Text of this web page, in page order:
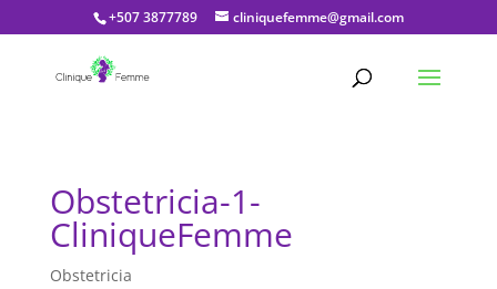
+507 3877789 cliniquefemme@gmail.com
Obstetricia-1-
CliniqueFemme
Obstetricia